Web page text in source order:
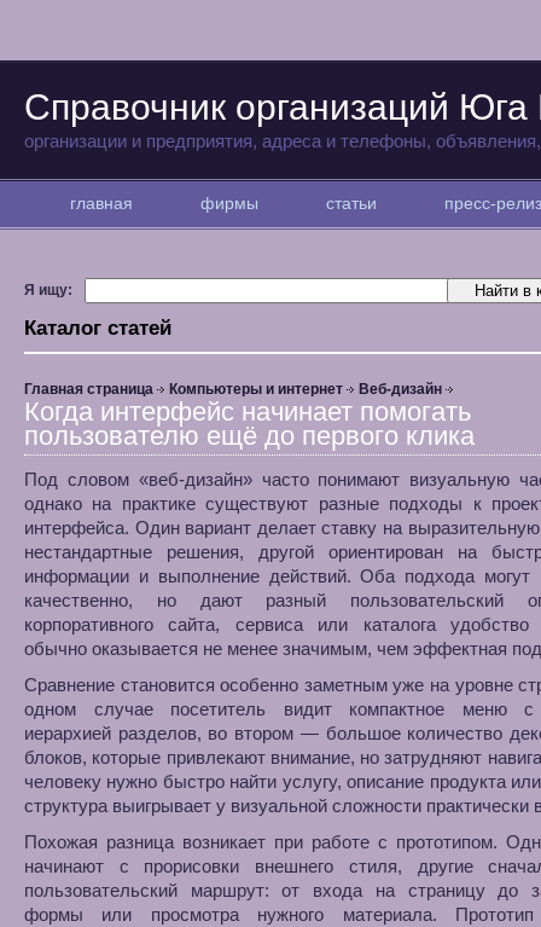
Справочник организаций Юга
организации и предприятия, адреса и телефоны,
главная фирмы статьи пресс-
Я ищу:
Каталог статей
Главная страница Компьютеры и интернет Веб-дизайн
Когда интерфейс начинает помогать
пользователю ещё до первого клика
Под словом «веб-дизайн» часто понимают визуальную
однако на практике существуют разные подходы к
интерфейса. Один вариант делает ставку на
нестандартные решения, другой ориентирован на
информации и выполнение действий. Оба подхода могут
качественно, но дают разный пользовательский
корпоративного сайта, сервиса или каталога
обычно оказывается не менее значимым, чем эффектная
Сравнение становится особенно заметным уже на уровне
одном случае посетитель видит компактное меню с
иерархией разделов, во втором — большое количество
блоков, которые привлекают внимание, но затрудняют
человеку нужно быстро найти услугу, описание продукта
структура выигрывает у визуальной сложности практически
Похожая разница возникает при работе с прототипом.
начинают с прорисовки внешнего стиля, другие
пользовательский маршрут: от входа на страницу до
формы или просмотра нужного материала. Прототип